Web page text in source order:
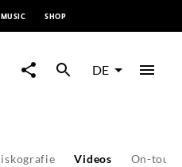
SHOP
DE
Videos On-tour